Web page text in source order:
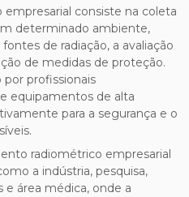
consiste na coleta
determinado ambiente,
de radiação, a avaliação
de medidas de proteção.
por profissionais
equipamentos de alta
para a segurança e o
radiométrico empresarial
a indústria, pesquisa,
e área médica, onde a